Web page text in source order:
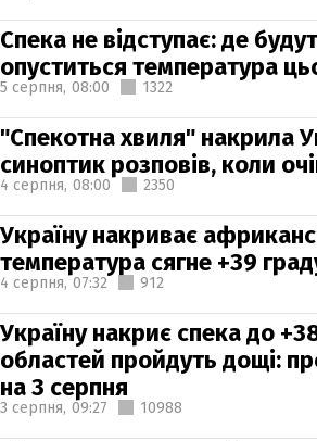
Спека не відступає: де
опуститься температура
5 серпня, 08:00 1322
"Спекотна хвиля" накрила
синоптик розповів, коли
4 серпня, 08:00 2350
Україну накриває
температура сягне +39
4 серпня, 07:32 912
Україну накриє спека до
областей пройдуть дощі:
на 3 серпня
3 серпня, 09:27 10988